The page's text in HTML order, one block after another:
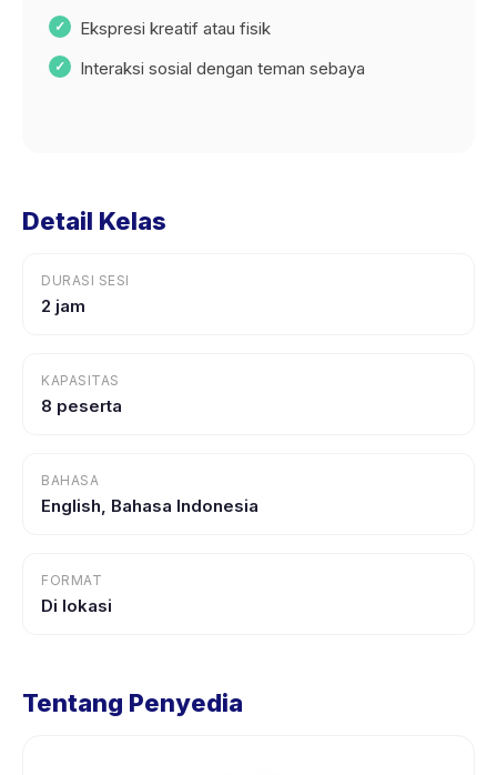
Ekspresi kreatif atau fisik
Interaksi sosial dengan teman sebaya
Detail Kelas
DURASI SESI
2 jam
KAPASITAS
8 peserta
BAHASA
English, Bahasa Indonesia
FORMAT
Di lokasi
Tentang Penyedia